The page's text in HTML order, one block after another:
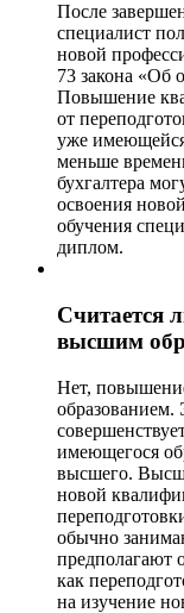
После
специалист
новой
73 закона «Об
Повышение
от
уже
меньше
бухгалтера
освоения
обучения
диплом.
Считается
высшим
Нет,
образованием.
имеющегося
высшего.
новой
обычно
предполагают
как
на изучение